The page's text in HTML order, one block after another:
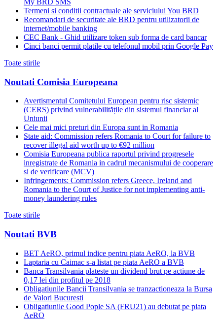
My BRD SMS
Termeni si conditii contractuale ale serviciului You BRD
Recomandari de securitate ale BRD pentru utilizatorii de
internet/mobile banking
CEC Bank - Ghid utilizare token sub forma de card bancar
Cinci banci permit platile cu telefonul mobil prin Google Pay
Toate stirile
Noutati Comisia Europeana
Avertismentul Comitetului European pentru risc sistemic
(CERS) privind vulnerabilitățile din sistemul financiar al
Uniunii
Cele mai mici preturi din Europa sunt in Romania
State aid: Commission refers Romania to Court for failure to
recover illegal aid worth up to €92 million
Comisia Europeana publica raportul privind progresele
inregistrate de Romania in cadrul mecanismului de cooperare
si de verificare (MCV)
Infringements: Commission refers Greece, Ireland and
Romania to the Court of Justice for not implementing anti-
money laundering rules
Toate stirile
Noutati BVB
BET AeRO, primul indice pentru piata AeRO, la BVB
Laptaria cu Caimac s-a listat pe piata AeRO a BVB
Banca Transilvania plateste un dividend brut pe actiune de
0,17 lei din profitul pe 2018
Obligatiunile Bancii Transilvania se tranzactioneaza la Bursa
de Valori Bucuresti
Obligatiunile Good Pople SA (FRU21) au debutat pe piata
AeRO